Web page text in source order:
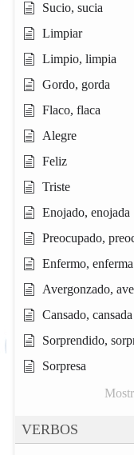
Sucio, sucia
Limpiar
Limpio, limpia
Gordo, gorda
Flaco, flaca
Alegre
Feliz
Triste
Enojado, enojada
Preocupado,
Enfermo, enferma
Avergonzado,
Cansado, cansada
Sorprendido,
Sorpresa
VERBOS